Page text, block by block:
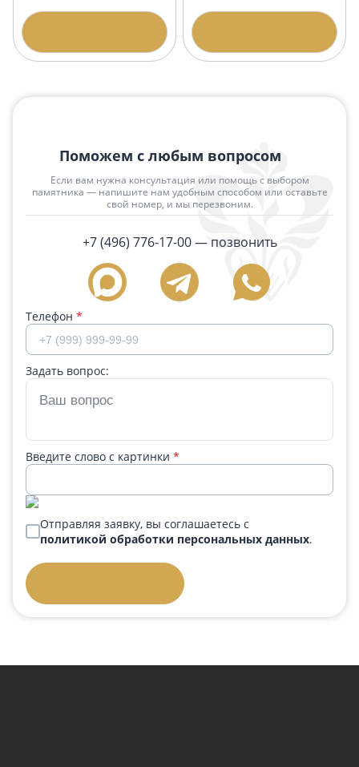
Поможем с любым вопросом
Если вам нужна консультация или помощь с выбором
памятника — напишите нам удобным способом или оставьте
свой номер, и мы перезвоним.
+7 (496) 776-17-00— позвонить
Телефон *
Задать вопрос:
Введите слово с картинки *
Отправляя заявку, вы соглашаетесь с
политикой обработки персональных данных.